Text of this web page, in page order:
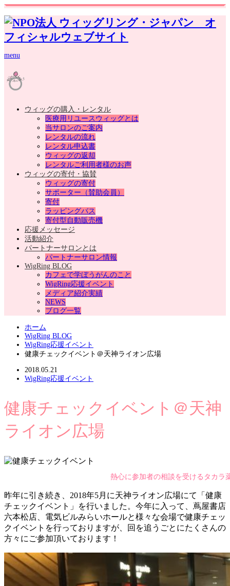
menu
ウィッグの購入・レンタル
医療用リユースウィッグとは
当サロンのご案内
レンタルの流れ
レンタル申込書
ウィッグの返却
レンタルご利用者様のお声
ウィッグの寄付・協賛
ウィッグの寄付
サポーター（賛助会員）
寄付
ラッピングバス
寄付型自動販売機
応援メッセージ
活動紹介
パートナーサロンとは
パートナーサロン情報
WigRing BLOG
カフェで学ぼうがんのこと
WigRing応援イベント
メディア紹介実績
NEWS
ブログ一覧
ホーム
WigRing BLOG
WigRing応援イベント
健康チェックイベント＠天神ライオン広場
2018.05.21
WigRing応援イベント
健康チェックイベント＠天神
ライオン広場
熱心に参加者の相談を受けるタカラ
昨年に引き続き、2018年5月に天神ライオン広場にて「健康
チェックイベント」を行いました。今年に入って、蔦屋書店
六本松店、電気ビルみらいホールと様々な会場で健康チェッ
クイベントを行っておりますが、回を追うごとにたくさんの
方々にご参加頂いております！